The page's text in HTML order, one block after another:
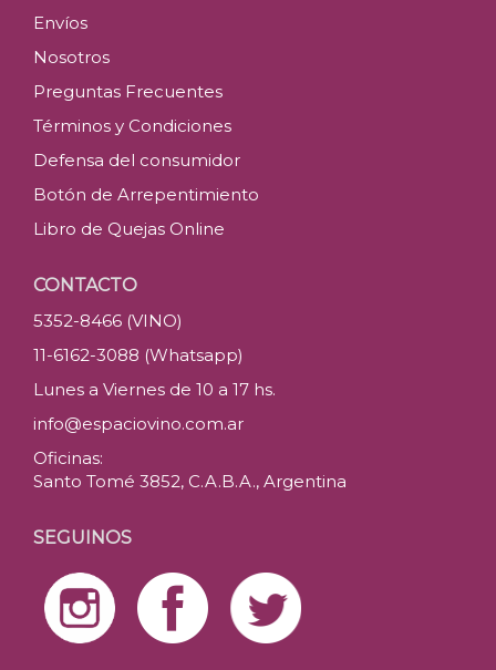
Envíos
Nosotros
Preguntas Frecuentes
Términos y Condiciones
Defensa del consumidor
Botón de Arrepentimiento
Libro de Quejas Online
CONTACTO
5352-8466 (VINO)
11-6162-3088 (Whatsapp)
Lunes a Viernes de 10 a 17 hs.
info@espaciovino.com.ar
Oficinas:
Santo Tomé 3852, C.A.B.A., Argentina
SEGUINOS